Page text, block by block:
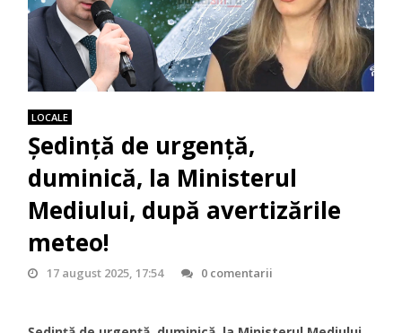
LOCALE
Şedinţă de urgenţă,
duminică, la Ministerul
Mediului, după avertizările
meteo!
17 august 2025, 17:54 0 comentarii